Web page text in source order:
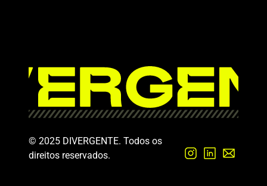
© 2025 DIVERGENTE. Todos os
direitos reservados.